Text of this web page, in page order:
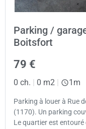
Parking /
Boitsfort
79 €
0 ch. 0 m2 1m
Parking à louer à Rue
(1170). Un parking
Le quartier est entouré